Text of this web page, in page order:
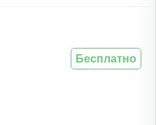
Бесплатно